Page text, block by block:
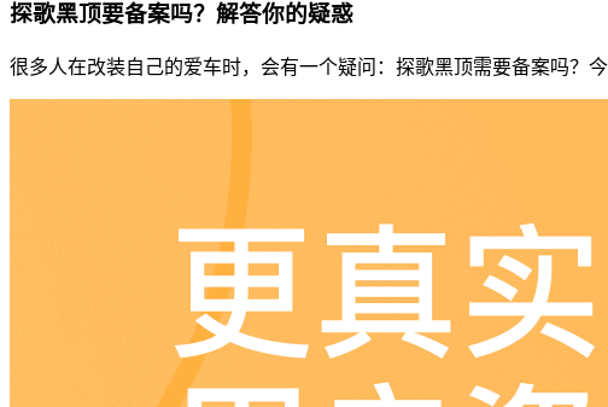
探歌黑顶要备案吗？解答你的疑惑
很多人在改装自己的爱车时，会有一个疑问：探歌黑顶需要备案吗？